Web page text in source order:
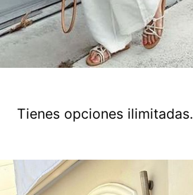
Tienes opciones ilimitadas.